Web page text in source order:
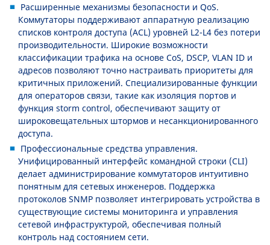
Расширенные механизмы безопасности и QoS.
Коммутаторы поддерживают аппаратную реализацию
списков контроля доступа (ACL) уровней L2-L4 без потери
производительности. Широкие возможности
классификации трафика на основе CoS, DSCP, VLAN ID и
адресов позволяют точно настраивать приоритеты для
критичных приложений. Специализированные функции
для операторов связи, такие как изоляция портов и
функция storm control, обеспечивают защиту от
широковещательных штормов и несанкционированного
доступа.
Профессиональные средства управления.
Унифицированный интерфейс командной строки (CLI)
делает администрирование коммутаторов интуитивно
понятным для сетевых инженеров. Поддержка
протоколов SNMP позволяет интегрировать устройства в
существующие системы мониторинга и управления
сетевой инфраструктурой, обеспечивая полный
контроль над состоянием сети.